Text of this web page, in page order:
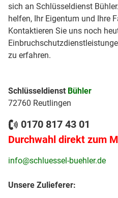
sich an Schlüsseldienst
helfen, Ihr Eigentum und Ihre
Kontaktieren Sie uns noch
zu erfahren.
Schlüsseldienst Bühler
72760 Reutlingen
0170 817 43 01
Durchwahl direkt zum
info@schluessel-buehler.de
Unsere Zulieferer: